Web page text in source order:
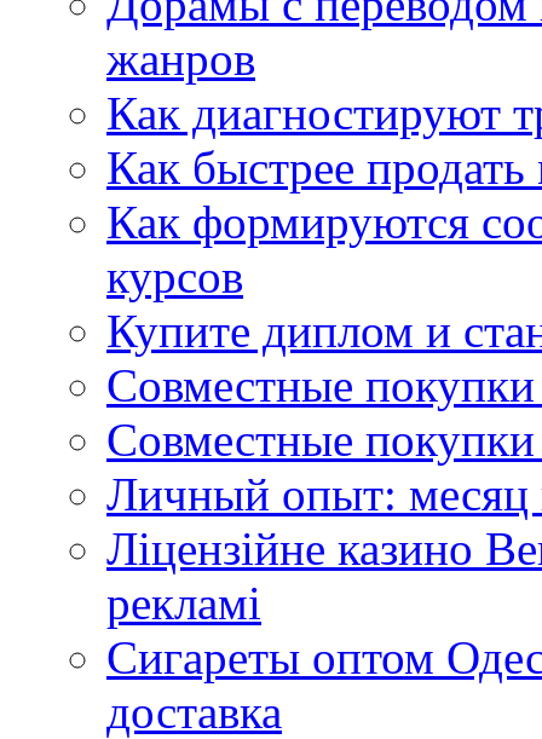
жанров
Как диагностируют
Как быстрее
Как формируются
курсов
Купите диплом и
Совместные
Совместные покупки
Личный опыт: месяц
Ліцензійне казино
рекламі
Сигареты оптом
доставка